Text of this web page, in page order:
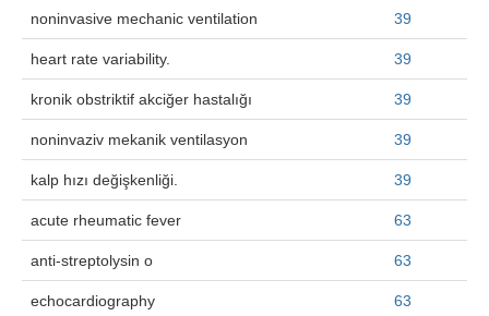
noninvasive mechanic ventilation 39
heart rate variability. 39
kronik obstriktif akciğer hastalığı 39
noninvaziv mekanik ventilasyon 39
kalp hızı değişkenliği. 39
acute rheumatic fever 63
anti-streptolysin o 63
echocardiography 63